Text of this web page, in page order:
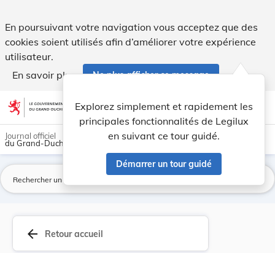
En poursuivant votre navigation vous acceptez que des
cookies soient utilisés afin d’améliorer votre expérience
utilisateur.
En savoir plus
Ne plus afficher ce message
Aller au contenu account_circle help Aide
Explorez simplement et rapidement les
principales fonctionnalités de Legilux
en suivant ce tour guidé.
Démarrer un tour guidé
light_mode dark_mode
Journal officiel
du Grand-Duché de Luxembourg
arrow_back Retour accueil